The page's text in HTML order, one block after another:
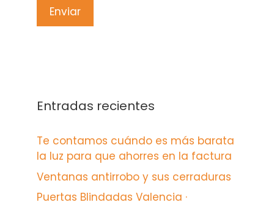
Entradas recientes
Te contamos cuándo es más barata
la luz para que ahorres en la factura
Ventanas antirrobo y sus cerraduras
Puertas Blindadas Valencia ·